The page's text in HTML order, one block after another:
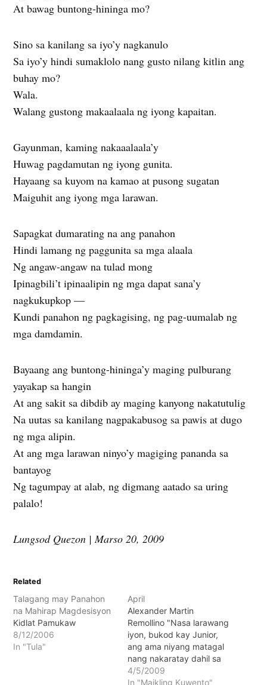
At bawag buntong-hininga mo?
Sino sa kanilang sa iyo’y nagkanulo
Sa iyo’y hindi sumaklolo nang gusto nilang kitlin ang
buhay mo?
Wala.
Walang gustong makaalaala ng iyong kapaitan.
Gayunman, kaming nakaaalaala’y
Huwag pagdamutan ng iyong gunita.
Hayaang sa kuyom na kamao at pusong sugatan
Maiguhit ang iyong mga larawan.
Sapagkat dumarating na ang panahon
Hindi lamang ng paggunita sa mga alaala
Ng angaw-angaw na tulad mong
Ipinagbili’t ipinaalipin ng mga dapat sana’y
nagkukupkop —
Kundi panahon ng pagkagising, ng pag-uumalab ng
mga damdamin.
Bayaang ang buntong-hininga’y maging pulburang
yayakap sa hangin
At ang sakit sa dibdib ay maging kanyong nakatutulig
Na uutas sa kanilang nagpakabusog sa pawis at dugo
ng mga alipin.
At ang mga larawan ninyo’y magiging pananda sa
bantayog
Ng tagumpay at alab, ng digmang aatado sa uring
palalo!
Lungsod Quezon | Marso 20, 2009
Related
Talagang may Panahon
na Mahirap Magdesisyon
Kidlat Pamukaw
8/12/2006
In "Tula"
April
Alexander Martin
Remollino "Nasa larawang
iyon, bukod kay Junior,
ang ama niyang matagal
nang nakaratay dahil sa
tisis, sakit na madali
naman sanang gamutin
4/5/2009
In "Maikling Kuwento"